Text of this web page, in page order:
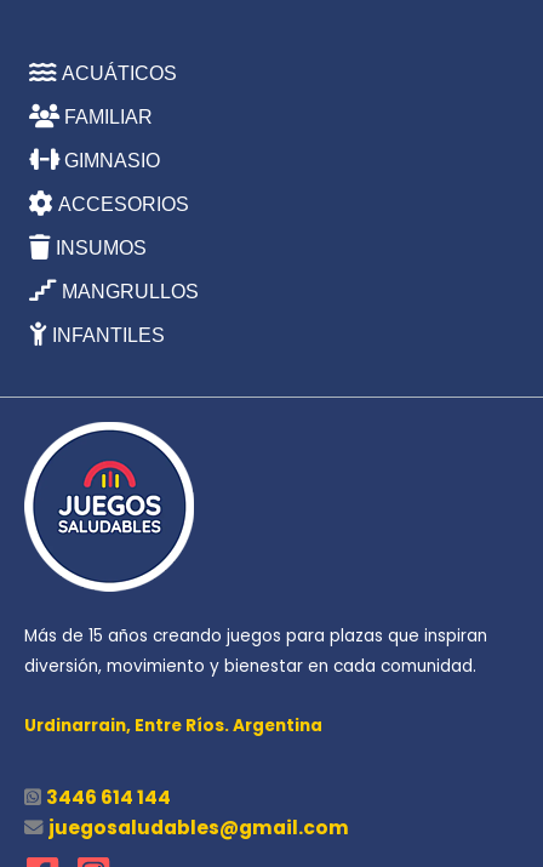
ACUÁTICOS
FAMILIAR
GIMNASIO
ACCESORIOS
INSUMOS
MANGRULLOS
INFANTILES
Más de 15 años creando juegos para plazas que inspiran
diversión, movimiento y bienestar en cada comunidad.
Urdinarrain, Entre Ríos. Argentina
3446 614 144
juegosaludables@gmail.com